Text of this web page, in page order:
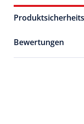
Bewertungen